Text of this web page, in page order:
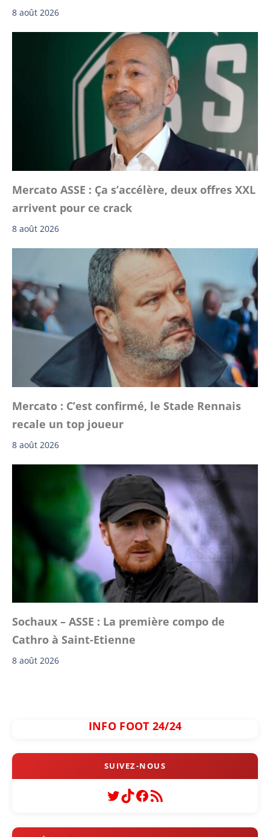
8 août 2026
Mercato ASSE : Ça s’accélère, deux offres XXL
arrivent pour ce crack
8 août 2026
Mercato : C’est confirmé, le Stade Rennais
recale un top joueur
8 août 2026
Sochaux – ASSE : La première compo de
Cathro à Saint-Etienne
8 août 2026
INFO FOOT 24/24
Twitter
TikTok
Facebook
Flux RSS